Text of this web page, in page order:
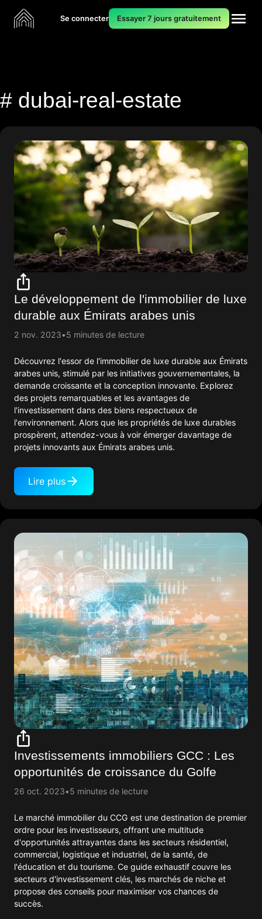
Se connecter Essayer 7 jours gratuitement
# dubai-real-estate
Le développement de l'immobilier de luxe
durable aux Émirats arabes unis
2 nov. 2023 5 minutes de lecture
Découvrez l'essor de l'immobilier de luxe durable aux Émirats
arabes unis, stimulé par les initiatives gouvernementales, la
demande croissante et la conception innovante. Explorez
des projets remarquables et les avantages de
l'investissement dans des biens respectueux de
l'environnement. Alors que les propriétés de luxe durables
prospèrent, attendez-vous à voir émerger davantage de
projets innovants aux Émirats arabes unis.
Lire plus
Investissements immobiliers GCC : Les
opportunités de croissance du Golfe
26 oct. 2023 5 minutes de lecture
Le marché immobilier du CCG est une destination de premier
ordre pour les investisseurs, offrant une multitude
d'opportunités attrayantes dans les secteurs résidentiel,
commercial, logistique et industriel, de la santé, de
l'éducation et du tourisme. Ce guide exhaustif couvre les
secteurs d'investissement clés, les marchés de niche et
propose des conseils pour maximiser vos chances de
succès.